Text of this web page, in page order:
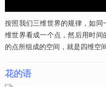
按照我们三维世界的规律，如
维世界看成一个点，然后用时
的点所组成的空间，就是四维
花的语